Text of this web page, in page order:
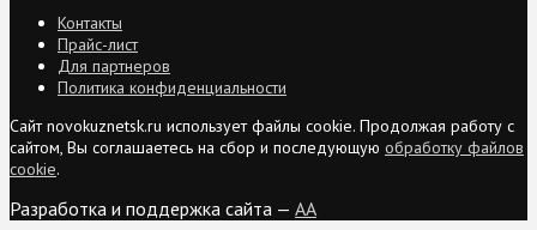
Контакты
Прайс-лист
Для партнеров
Политика конфиденциальности
Сайт novokuznetsk.ru использует файлы cookie. Продолжая работу с
сайтом, Вы соглашаетесь на сбор и последующую обработку файлов
cookie.
Разработка и поддержка сайта — AA